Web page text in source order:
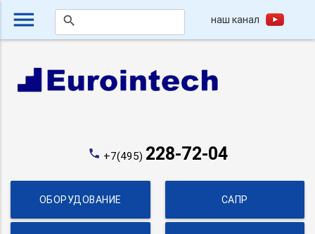
menu search наш канал
phone +7(495) 228-72-04
ОБОРУДОВАНИЕ САПР